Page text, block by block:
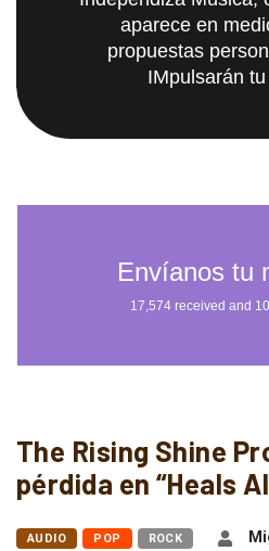
aparece en
propuestas
IMpulsarán
The Rising Shine
pérdida en “Heals
AUDIO POP ROCK